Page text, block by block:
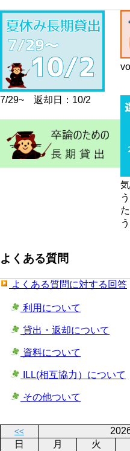
7/29~ 返却日：10/2
よくある質問
よくある質問に対する回答
利用について
貸出・返却について
資料について
ILL(相互協力）について
その他ついて
<<
日 月 火